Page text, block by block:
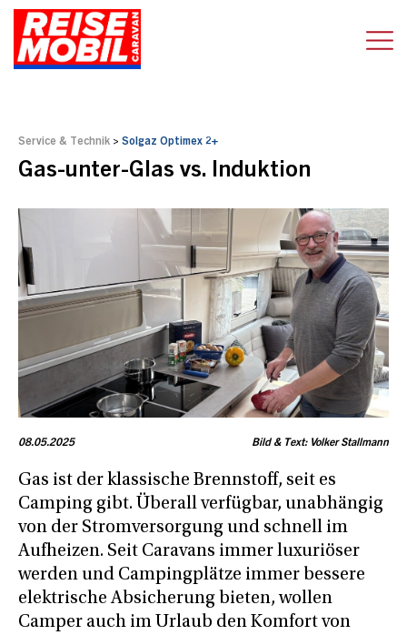
Service & Technik > Solgaz Optimex 2+
Gas-unter-Glas vs. Induktion
08.05.2025 Bild & Text: Volker Stallmann
Gas ist der klassische Brennstoff, seit es
Camping gibt. Überall verfügbar, unabhängig
von der Stromversorgung und schnell im
Aufheizen. Seit Caravans immer luxuriöser
werden und Campingplätze immer bessere
elektrische Absicherung bieten, wollen
Camper auch im Urlaub den Komfort von